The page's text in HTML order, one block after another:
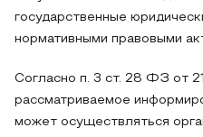
государственные
нормативными правовыми
Согласно п. 3 ст. 28 ФЗ от
рассматриваемое
может осуществляться